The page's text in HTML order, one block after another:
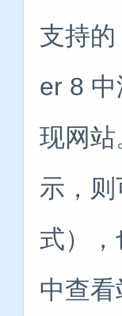
支持
er 8
现网
示，
式）
中查